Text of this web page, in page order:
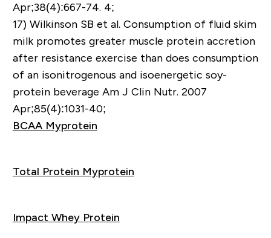
Apr;38(4):667-74. 4;
17) Wilkinson SB et al. Consumption of fluid skim
milk promotes greater muscle protein accretion
after resistance exercise than does consumption
of an isonitrogenous and isoenergetic soy-
protein beverage Am J Clin Nutr. 2007
Apr;85(4):1031-40;
BCAA Myprotein
Total Protein Myprotein
Impact Whey Protein